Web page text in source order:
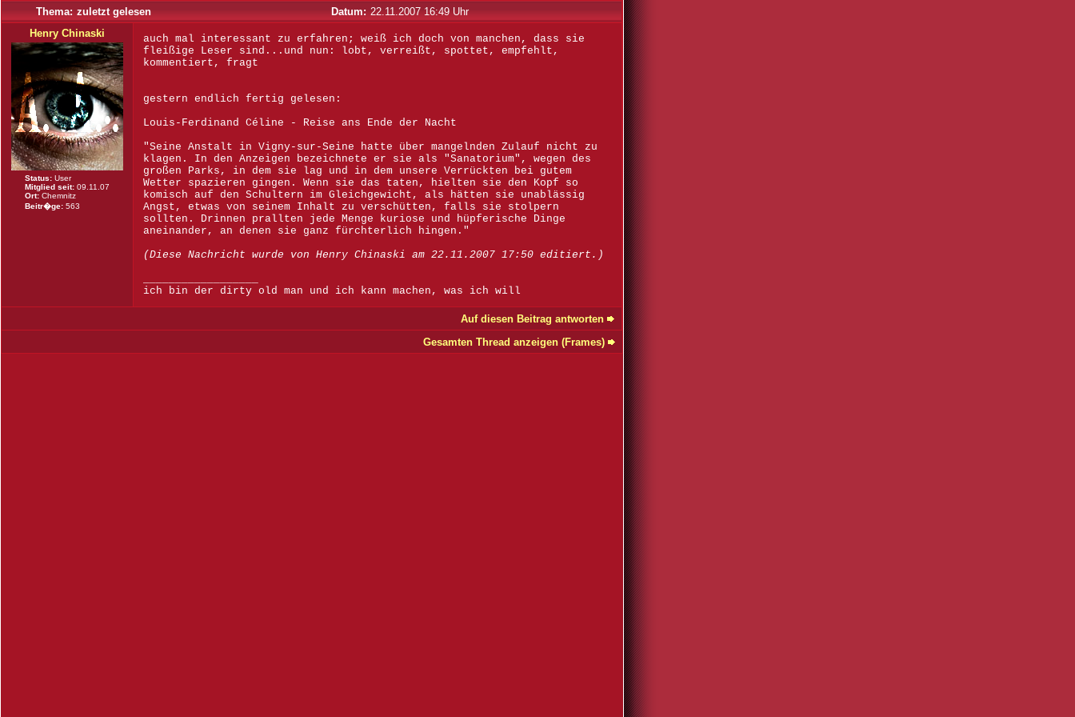
Thema: zuletzt gelesen Datum: 22.11.2007 16:49 Uhr
Henry Chinaski
Status: User
Mitglied seit: 09.11.07
Ort: Chemnitz
Beitr�ge: 563
auch mal interessant zu erfahren; weiß ich doch von manchen, dass sie
fleißige Leser sind...und nun: lobt, verreißt, spottet, empfehlt,
kommentiert, fragt
gestern endlich fertig gelesen:
Louis-Ferdinand Céline - Reise ans Ende der Nacht
"Seine Anstalt in Vigny-sur-Seine hatte über mangelnden Zulauf nicht zu
klagen. In den Anzeigen bezeichnete er sie als "Sanatorium", wegen des
großen Parks, in dem sie lag und in dem unsere Verrückten bei gutem
Wetter spazieren gingen. Wenn sie das taten, hielten sie den Kopf so
komisch auf den Schultern im Gleichgewicht, als hätten sie unablässig
Angst, etwas von seinem Inhalt zu verschütten, falls sie stolpern
sollten. Drinnen prallten jede Menge kuriose und hüpferische Dinge
aneinander, an denen sie ganz fürchterlich hingen."
(Diese Nachricht wurde von Henry Chinaski am 22.11.2007 17:50 editiert.)
ich bin der dirty old man und ich kann machen, was ich will
Auf diesen Beitrag antworten
Gesamten Thread anzeigen (Frames)